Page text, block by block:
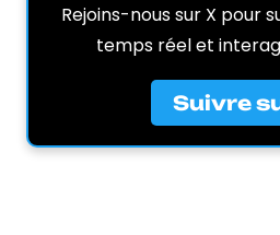
Rejoins-nous sur X pour
temps réel et
Suivre